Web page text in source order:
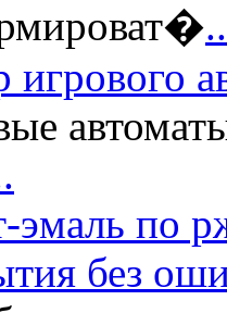
игрового
эмаль по
без